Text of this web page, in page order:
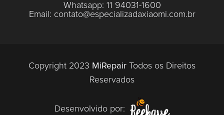
Whatsapp: 11 94031-1600
Email: contato@especializadaxiaomi.com.br
Copyright 2023 MiRepair Todos os Direitos
Reservados
Desenvolvido por: